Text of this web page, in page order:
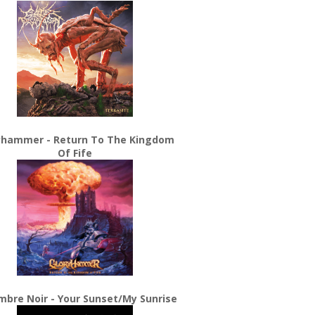
- Return To The Kingdom
Of Fife
Noir - Your Sunset/My Sunrise